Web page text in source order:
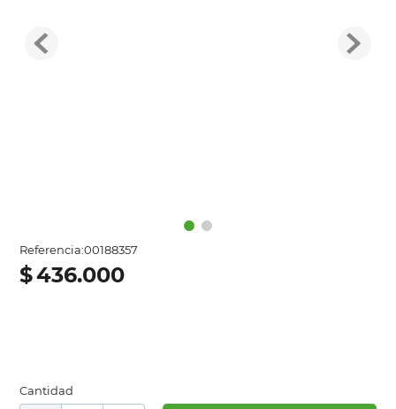
Referencia:00188357
$436.000
Cantidad